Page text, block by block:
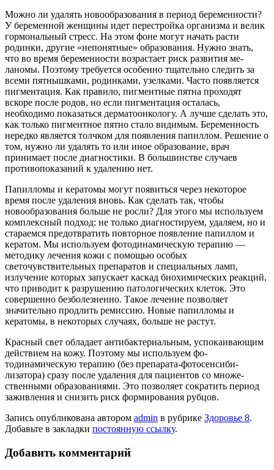
Можно ли удалять ново­образования в период бе­ременности?
У беременной женщины идет перестрой­ка организма и велик
гормо­нальный стресс. На этом фоне могут начать расти
родин­ки, другие «непонятные» об­разования. Нужно знать,
что во время беременности воз­растает риск развития ме­
ланомы. Поэтому требуется особенно тщательно следить за
всеми пятнышками, родин­ками, узелками. Часто по­является
пигментация. Как правило, пигментные пятна проходят
вскоре после родов, но если пигментация оста­лась,
необходимо показать­ся дерматоонкологу. А лучше сделать это,
как только пиг­ментное пятно стало види­мым. Беременность
нередко является толчком для появле­ния папиллом. Решение о
том, нужно ли удалять то или иное образование, врач
принима­ет после диагностики. В боль­шинстве случаев
противопо­казаний к удалению нет.
Папилломы и кератомы могут появиться через неко­торое
время после удаления вновь. Как сделать так, что­бы
новообразования боль­ше не росли? Для этого мы используем
комплексный под­ход: не только диагностиру­ем, удаляем, но и
стараемся предотвратить повторное по­явление папиллом и
кератом. Мы используем фотодинами­ческую терапию —
методи­ку лечения кожи с помощью особых
светочувствительных препаратов и специальных ламп,
излучение которых за­пускает каскад биохимиче­ских реакций,
что приводит к разрушению патологиче­ских клеток. Это
совершенно безболезненно. Такое лечение позволяет
значительно прод­лить ремиссию. Новые папил­ломы и
кератомы, в некото­рых случаях, больше не ра­стут.
Красный свет обладает ан­тибактериальным, успокаи­вающим
действием на кожу. Поэтому мы используем фо­
тодинамическую терапию (без препарата-фотосенсиби-
лизатора) сразу после удале­ния для пациентов со множе­
ственными образованиями. Это позволяет сократить пе­риод
заживления и снизить риск формирования руб­цов.
Запись опубликована автором admin в рубрике Здоровье 8.
Добавьте в закладки постоянную ссылку.
Добавить комментарий